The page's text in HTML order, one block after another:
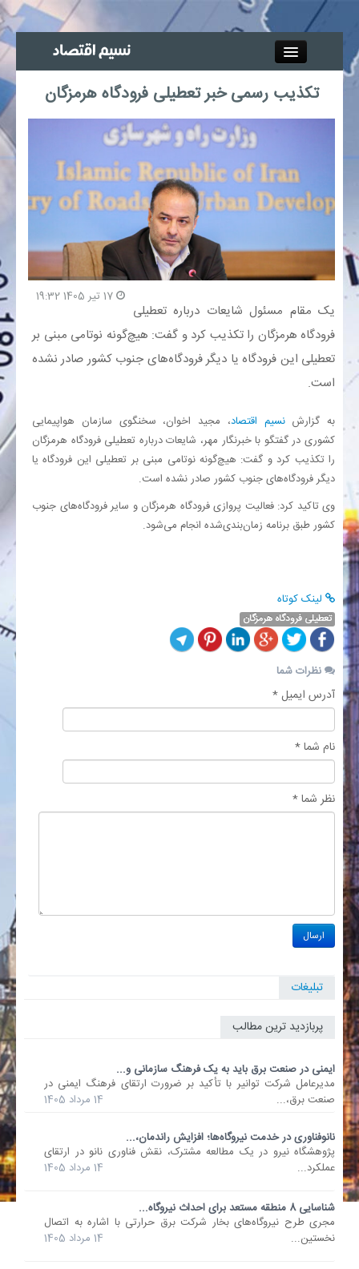
جذب خبرنگار
آگهی استخدام
پیوند‌ها
اجتماعی
صنعت معدن و تجارت
بیمه و بورس
انرژی
اقتصاد
خانه
تکذیب رسمی خبر تعطیلی فرودگاه هرمزگان
یک مقام مسئول شایعات درباره تعطیلی
فرودگاه هرمزگان را تکذیب کرد و گفت: هیچ‌گونه نوتامی مبنی بر
تعطیلی این فرودگاه یا دیگر فرودگاه‌های جنوب کشور صادر نشده
است.
به گزارشنسیم اقتصاد، مجید اخوان، سخنگوی سازمان هواپیمایی
کشوری در گفتگو با خبرنگار مهر، شایعات درباره تعطیلی فرودگاه هرمزگان
را تکذیب کرد و گفت: هیچ‌گونه نوتامی مبنی بر تعطیلی این فرودگاه یا
دیگر فرودگاه‌های جنوب کشور صادر نشده است.
وی تاکید کرد: فعالیت پروازی فرودگاه هرمزگان و سایر فرودگاه‌های جنوب
کشور طبق برنامه زمان‌بندی‌شده انجام می‌شود.
لینک کوتاه
تعطیلی فرودگاه هرمزگان
نظرات شما
آدرس ایمیل *
نام شما *
نظر شما *
تبلیغات
پربازدید ترین مطالب
ایمنی در صنعت برق باید به یک فرهنگ سازمانی و...
مدیرعامل شرکت توانیر با تأکید بر ضرورت ارتقای فرهنگ ایمنی در
صنعت برق،...
14 مرداد 1405
نانوفناوری در خدمت نیروگاه‌ها؛ افزایش راندمان،...
پژوهشگاه نیرو در یک مطالعه مشترک، نقش فناوری نانو در ارتقای
عملکرد...
14 مرداد 1405
شناسایی 8 منطقه مستعد برای احداث نیروگاه...
مجری طرح نیروگاه‌های بخار شرکت برق حرارتی با اشاره به اتصال
نخستین...
14 مرداد 1405